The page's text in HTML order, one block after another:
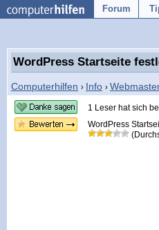
Forum
WordPress Startseite
Computerhilfen › Info ›
1 Leser hat sich
WordPress